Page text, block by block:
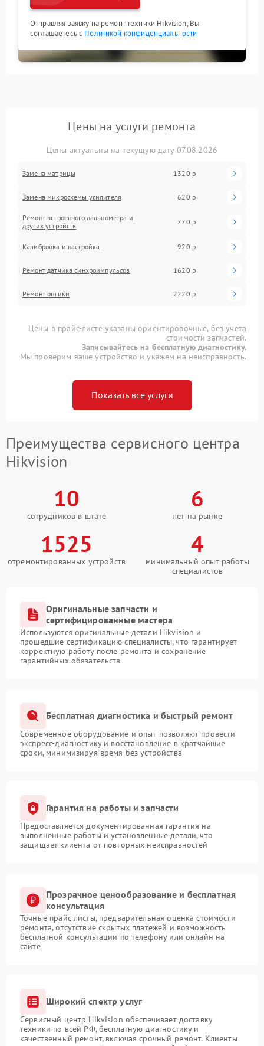
Отправляя заявку на ремонт техники Hikvision, Вы
соглашаетесь с Политикой конфиденциальности
Цены на услуги ремонта
Цены актуальны на текущую дату 07.08.2026
Замена матрицы 1320 р
Замена микросхемы усилителя 620 р
Ремонт встроенного дальнометра и
других устройств
770 р
Калибровка и настройка 920 р
Ремонт датчика синхроимпульсов 1620 р
Ремонт оптики 2220 р
Цены в прайс-листе указаны ориентировочные, без учета
стоимости запчастей.
Записывайтесь на бесплатную диагностику.
Мы проверим ваше устройство и укажем на неисправность.
Показать все услуги
Преимущества сервисного центра
Hikvision
10
сотрудников в штате
6
лет на рынке
1525
отремонтированных устройств
4
минимальный опыт работы
специалистов
Оригинальные запчасти и
сертифицированные мастера
Используются оригинальные детали Hikvision и
прошедшие сертификацию специалисты, что гарантирует
корректную работу после ремонта и сохранение
гарантийных обязательств
Бесплатная диагностика и быстрый ремонт
Современное оборудование и опыт позволяют провести
экспресс-диагностику и восстановление в кратчайшие
сроки, минимизируя время без устройства
Гарантия на работы и запчасти
Предоставляется документированная гарантия на
выполненные работы и установленные детали, что
защищает клиента от повторных неисправностей
Прозрачное ценообразование и бесплатная
консультация
Точные прайс-листы, предварительная оценка стоимости
ремонта, отсутствие скрытых платежей и возможность
бесплатной консультации по телефону или онлайн на
сайте
Широкий спектр услуг
Сервисный центр Hikvision обеспечивает доставку
техники по всей РФ, бесплатную диагностику и
качественный ремонт, включая срочный ремонт. Клиенты